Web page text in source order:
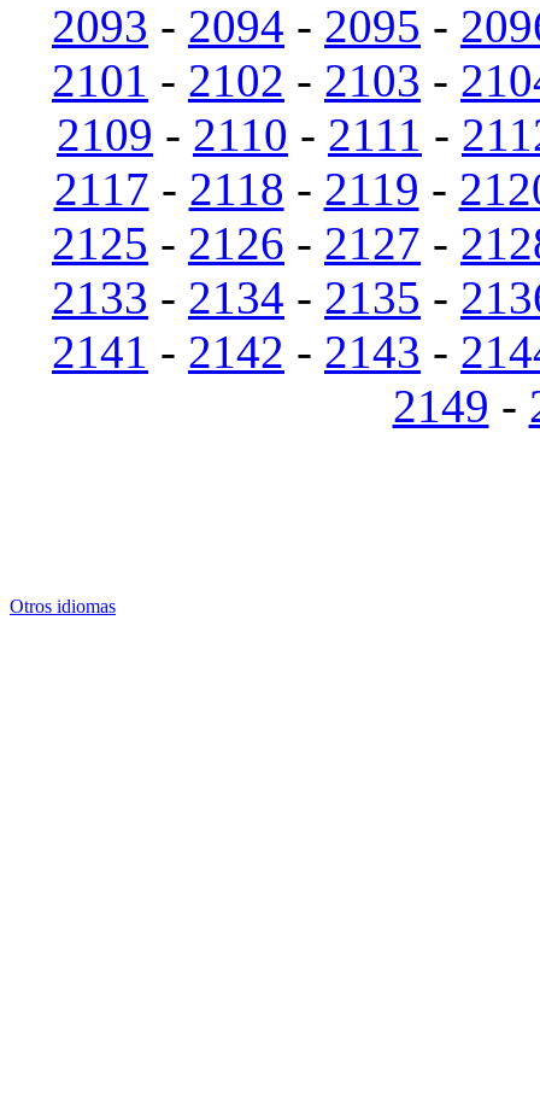
2093 - 2094 - 2095 -
2101 - 2102 - 2103 -
2109 - 2110 - 2111 -
2117 - 2118 - 2119 -
2125 - 2126 - 2127 -
2133 - 2134 - 2135 -
2141 - 2142 - 2143 -
2149 -
Otros idiomas